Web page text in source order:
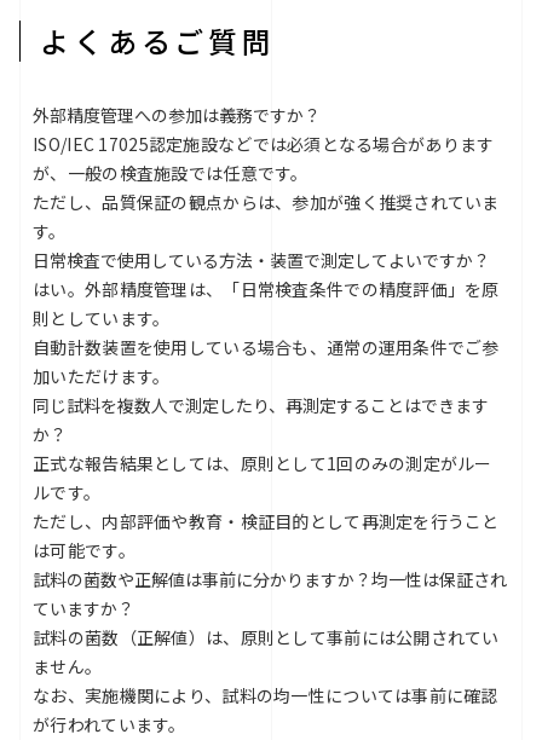
よくあるご質問
外部精度管理への参加は義務ですか？
ISO/IEC 17025認定施設などでは必須となる場合があります
が、一般の検査施設では任意です。
ただし、品質保証の観点からは、参加が強く推奨されていま
す。
日常検査で使用している方法・装置で測定してよいですか？
はい。外部精度管理は、「日常検査条件での精度評価」を原
則としています。
自動計数装置を使用している場合も、通常の運用条件でご参
加いただけます。
同じ試料を複数人で測定したり、再測定することはできます
か？
正式な報告結果としては、原則として1回のみの測定がルー
ルです。
ただし、内部評価や教育・検証目的として再測定を行うこと
は可能です。
試料の菌数や正解値は事前に分かりますか？均一性は保証され
ていますか？
試料の菌数（正解値）は、原則として事前には公開されてい
ません。
なお、実施機関により、試料の均一性については事前に確認
が行われています。